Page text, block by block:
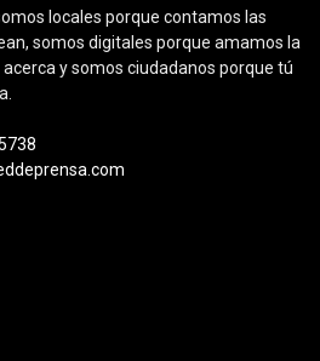
locales porque contamos las
somos digitales porque amamos la
y somos ciudadanos porque tú